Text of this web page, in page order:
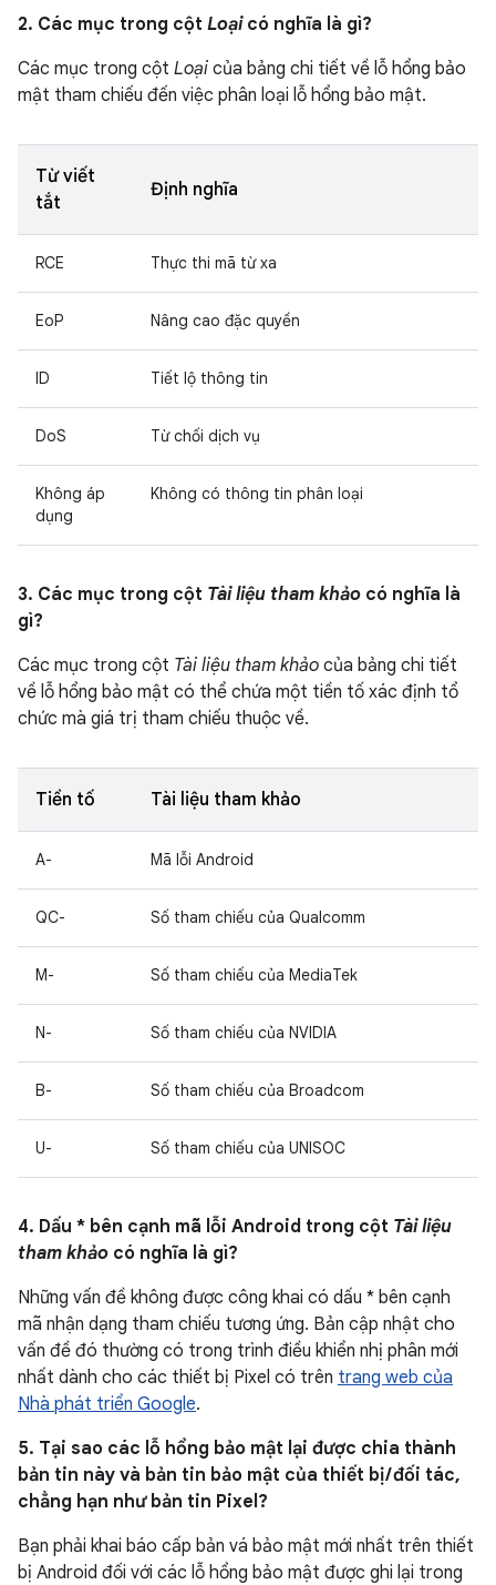
2. Các mục trong cột Loạicó nghĩa là gì?
Các mục trong cột Loại của bảng chi tiết về lỗ hổng bảo
mật tham chiếu đến việc phân loại lỗ hổng bảo mật.
Từ viết
tắt
Định nghĩa
RCE Thực thi mã từ xa
EoP Nâng cao đặc quyền
ID Tiết lộ thông tin
DoS Từ chối dịch vụ
Không áp
dụng
Không có thông tin phân loại
3. Các mục trong cột Tài liệu tham khảo có nghĩa là
gì?
Các mục trong cột Tài liệu tham khảo của bảng chi tiết
về lỗ hổng bảo mật có thể chứa một tiền tố xác định tổ
chức mà giá trị tham chiếu thuộc về.
Tiền tố Tài liệu tham khảo
A- Mã lỗi Android
QC- Số tham chiếu của Qualcomm
M- Số tham chiếu của MediaTek
N- Số tham chiếu của NVIDIA
B- Số tham chiếu của Broadcom
U- Số tham chiếu của UNISOC
4. Dấu * bên cạnh mã lỗi Android trong cột Tài liệu
tham khảo có nghĩa là gì?
Những vấn đề không được công khai có dấu * bên cạnh
mã nhận dạng tham chiếu tương ứng. Bản cập nhật cho
vấn đề đó thường có trong trình điều khiển nhị phân mới
nhất dành cho các thiết bị Pixel có trên trang web của
Nhà phát triển Google.
5. Tại sao các lỗ hổng bảo mật lại được chia thành
bản tin này và bản tin bảo mật của thiết bị / đối tác,
chẳng hạn như bản tin Pixel?
Bạn phải khai báo cấp bản vá bảo mật mới nhất trên thiết
bị Android đối với các lỗ hổng bảo mật được ghi lại trong